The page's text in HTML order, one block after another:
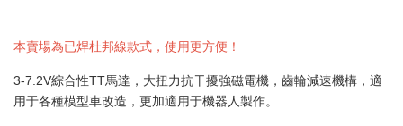
本賣場為已焊杜邦線款式，使用更方便！
3-7.2V綜合性TT馬達，大扭力抗干擾強磁電機，齒輪減速機構，適
用于各種模型車改造，更加適用于機器人製作。